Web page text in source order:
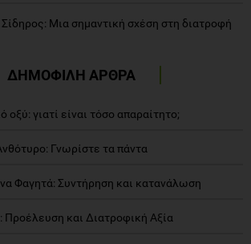
Σίδηρος: Μια σημαντική σχέση στη διατροφή
ΔΗΜΟΦΙΛΗ ΑΡΘΡΑ
οξύ: γιατί είναι τόσο απαραίτητο;
Γνωρίστε τα πάντα
Φαγητά: Συντήρηση και κατανάλωση
Προέλευση και Διατροφική Αξία